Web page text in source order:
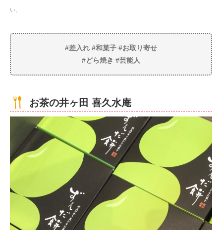
い。
#差入れ #和菓子 #お取り寄せ
#どら焼き #芸能人
お茶の井ヶ田 喜久水庵